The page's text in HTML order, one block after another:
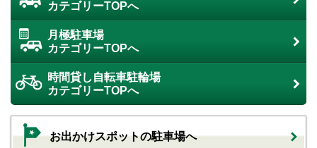
カテゴリーTOPへ
月極駐車場
カテゴリーTOPへ
時間貸し自転車駐輪場
カテゴリーTOPへ
お出かけスポットの駐車場へ